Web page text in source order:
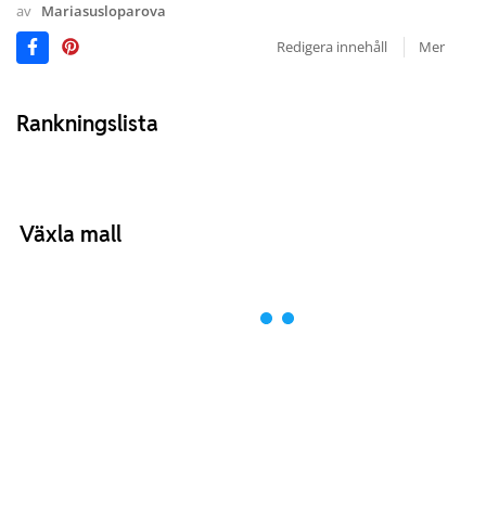
av Mariasusloparova
Redigera innehåll
Mer
Rankningslista
Växla mall